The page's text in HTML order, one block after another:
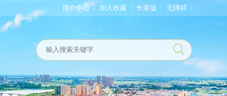
用户中心 加入收藏 长辈版 无障碍